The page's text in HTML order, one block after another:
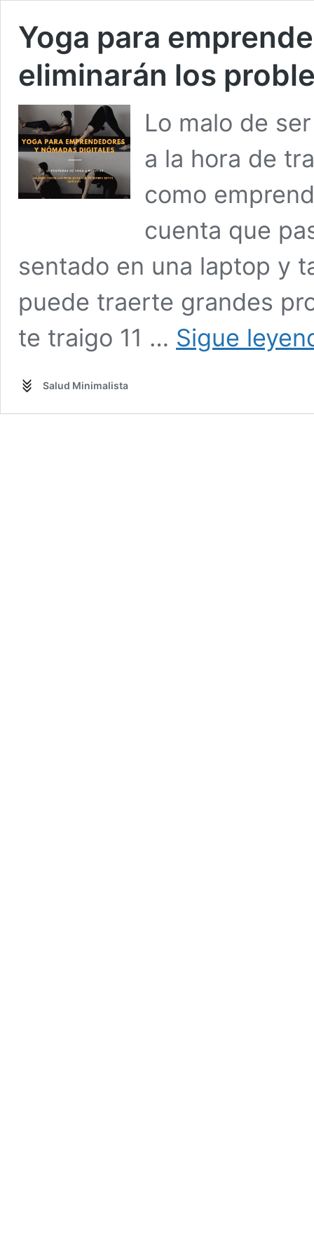
Yoga para
eliminarán los
Lo malo de
a la hora de
como
cuenta que
sentado en una laptop y
puede traerte grandes
te traigo 11 … Sigue
Salud Minimalista